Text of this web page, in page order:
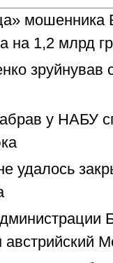
мошенника
на 1,2 млрд
зруйнував
у НАБУ
удалось